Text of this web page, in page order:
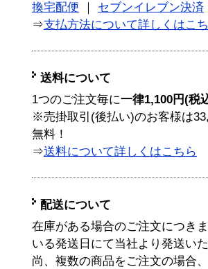
換宅配便
セブンイレブン決済
⇒支払方法について詳しくはこ
送料について
1つのご注文毎に一律1,100円(税
※売掛取引(後払い)のお客様は
無料！
⇒送料について詳しくはこちら
配送について
在庫がある場合のご注文につき
いる発送日にて当社より発送い
尚、複数の商品をご注文の場合